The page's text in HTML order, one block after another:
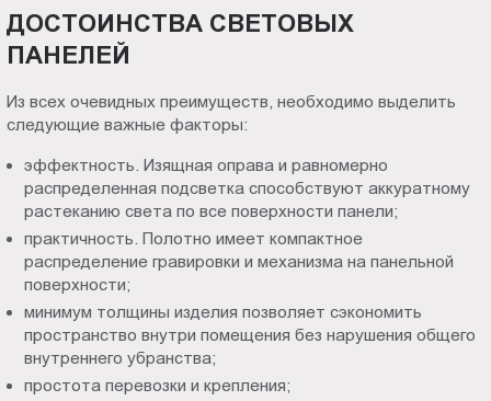
ДОСТОИНСТВА СВЕТОВЫХ
ПАНЕЛЕЙ
Из всех очевидных преимуществ, необходимо выделить
следующие важные факторы:
эффектность. Изящная оправа и равномерно
распределенная подсветка способствуют аккуратному
растеканию света по все поверхности панели;
практичность. Полотно имеет компактное
распределение гравировки и механизма на панельной
поверхности;
минимум толщины изделия позволяет сэкономить
пространство внутри помещения без нарушения общего
внутреннего убранства;
простота перевозки и крепления;